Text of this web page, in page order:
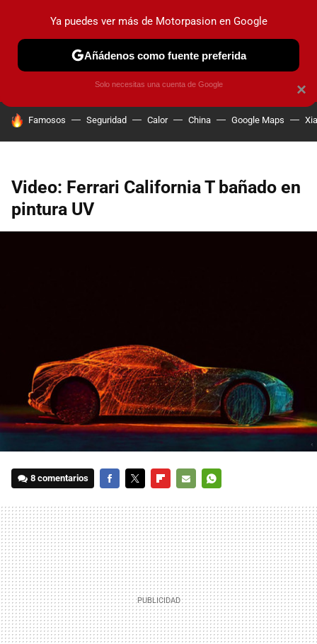
PRUEBAS COCHES ELÉCTRICOS OBSERVATORIO
HOY SE HABLA DE
Famosos Seguridad Calor China Google Maps
Video: Ferrari California T bañado en
pintura UV
8 comentarios
MAIL
×
Ya puedes ver más de Motorpasion en Google
Añádenos como fuente preferida
Solo necesitas una cuenta de Google